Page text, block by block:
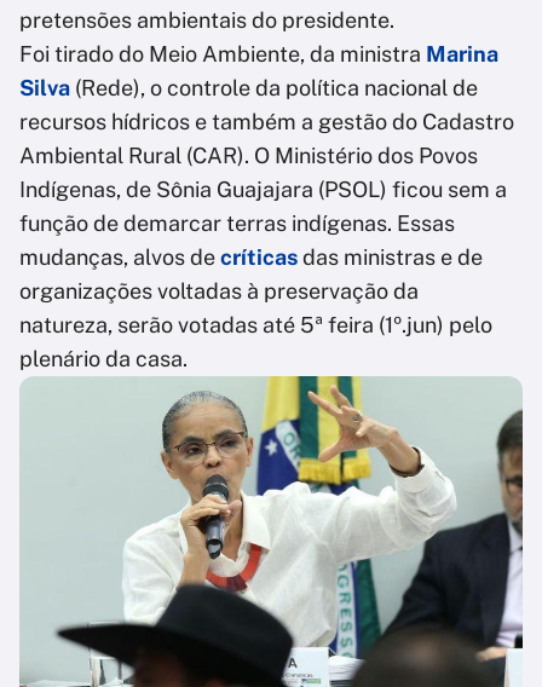
pretensões ambientais do presidente.
Foi tirado do Meio Ambiente, da ministra Marina
Silva (Rede), o controle da política nacional de
recursos hídricos e também a gestão do Cadastro
Ambiental Rural (CAR). O Ministério dos Povos
Indígenas, de Sônia Guajajara (PSOL) ficou sem a
função de demarcar terras indígenas. Essas
mudanças, alvos decríticasdas ministras e de
organizações voltadas à preservação da
natureza, serão votadas até 5ª feira (1º.jun) pelo
plenário da casa.